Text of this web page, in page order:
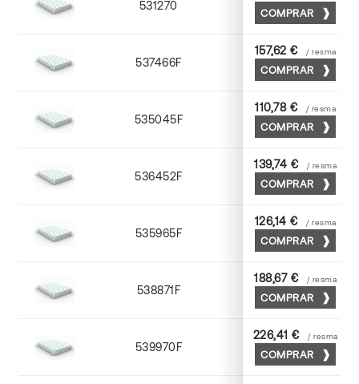
531270 70 x 100
COMPRAR
537466F 65 x 90
157,62 € / resma
COMPRAR
535045F 45 x 64
110,78 € / resma
COMPRAR
536452F 52 x 70
139,74 € / resma
COMPRAR
535965F 65 x 90
126,14 € / resma
COMPRAR
538871F 70 x 100
188,67 € / resma
COMPRAR
539970F 70 x 100
226,41 € / resma
COMPRAR